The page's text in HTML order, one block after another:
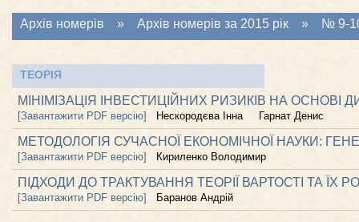
Архів номерів » Архів номерів за 2015 рік » № 9-
ТЕОРІЯ
МІНІМІЗАЦІЯ ІНВЕСТИЦІЙНИХ РИЗИКІВ НА ОСНОВІ
[Завантажити PDF версію] Нескородєва Інна Гарнат Денис
МЕТОДОЛОГІЯ СУЧАСНОЇ ЕКОНОМІЧНОЇ НАУКИ:
[Завантажити PDF версію] Кириленко Володимир
ПІДХОДИ ДО ТРАКТУВАННЯ ТЕОРІЇ ВАРТОСТІ ТА ЇХ
[Завантажити PDF версію] Баранов Андрій